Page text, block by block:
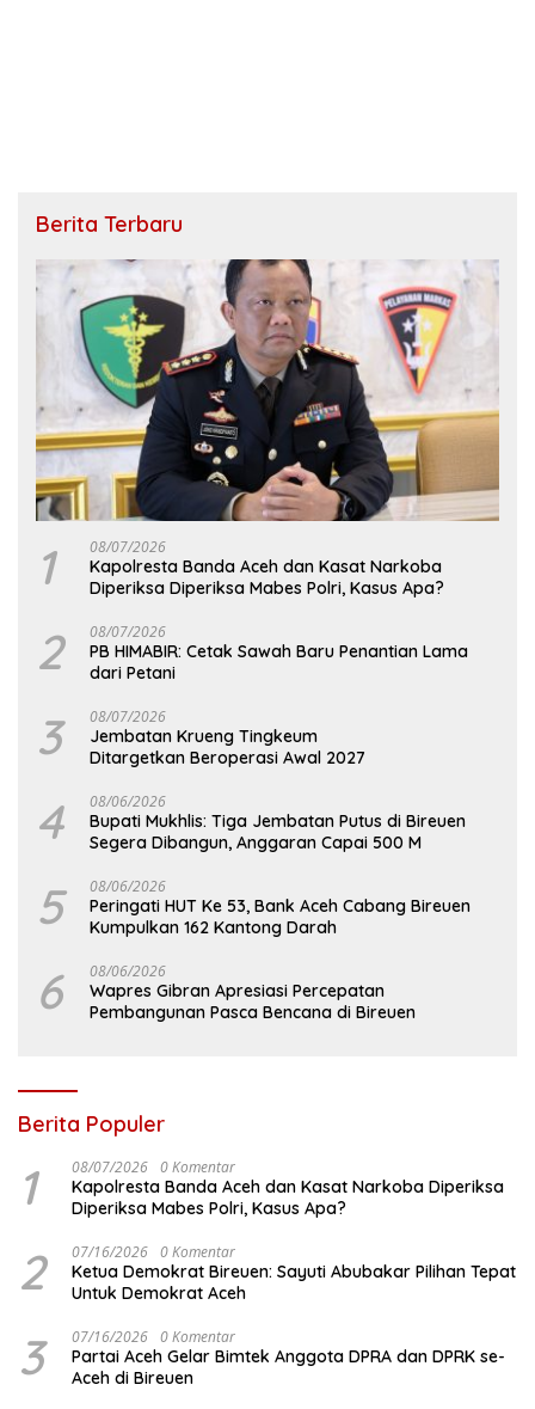
Berita Terbaru
1 08/07/2026
Kapolresta Banda Aceh dan Kasat Narkoba
Diperiksa Diperiksa Mabes Polri, Kasus Apa?
2 08/07/2026
PB HIMABIR: Cetak Sawah Baru Penantian Lama
dari Petani
3 08/07/2026
Jembatan Krueng Tingkeum
Ditargetkan Beroperasi Awal 2027
4 08/06/2026
Bupati Mukhlis: Tiga Jembatan Putus di Bireuen
Segera Dibangun, Anggaran Capai 500 M
5 08/06/2026
Peringati HUT Ke 53, Bank Aceh Cabang Bireuen
Kumpulkan 162 Kantong Darah
6 08/06/2026
Wapres Gibran Apresiasi Percepatan
Pembangunan Pasca Bencana di Bireuen
Berita Populer
1 08/07/2026 0 Komentar
Kapolresta Banda Aceh dan Kasat Narkoba Diperiksa
Diperiksa Mabes Polri, Kasus Apa?
2 07/16/2026 0 Komentar
Ketua Demokrat Bireuen: Sayuti Abubakar Pilihan Tepat
Untuk Demokrat Aceh
3 07/16/2026 0 Komentar
Partai Aceh Gelar Bimtek Anggota DPRA dan DPRK se-
Aceh di Bireuen